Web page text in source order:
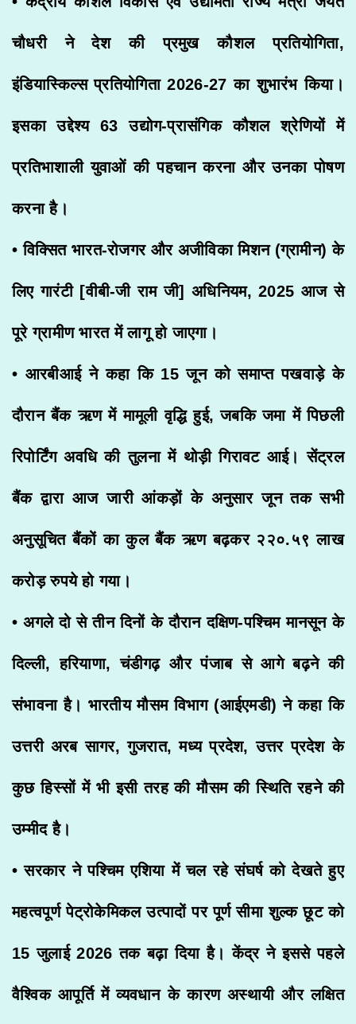
चौधरी ने देश की प्रमुख कौशल प्रतियोगिता,
इंडियास्किल्स प्रतियोगिता 2026-27 का शुभारंभ किया।
इसका उद्देश्य 63 उद्योग-प्रासंगिक कौशल श्रेणियों में
प्रतिभाशाली युवाओं की पहचान करना और उनका पोषण
करना है।
• विक्सित भारत-रोजगर और अजीविका मिशन (ग्रामीन) के
लिए गारंटी [वीबी-जी राम जी] अधिनियम, 2025 आज से
पूरे ग्रामीण भारत में लागू हो जाएगा।
• आरबीआई ने कहा कि 15 जून को समाप्त पखवाड़े के
दौरान बैंक ऋण में मामूली वृद्धि हुई, जबकि जमा में पिछली
रिपोर्टिंग अवधि की तुलना में थोड़ी गिरावट आई। सेंट्रल
बैंक द्वारा आज जारी आंकड़ों के अनुसार जून तक सभी
अनुसूचित बैंकों का कुल बैंक ऋण बढ़कर २२०.५९ लाख
करोड़ रुपये हो गया।
• अगले दो से तीन दिनों के दौरान दक्षिण-पश्चिम मानसून के
दिल्ली, हरियाणा, चंडीगढ़ और पंजाब से आगे बढ़ने की
संभावना है। भारतीय मौसम विभाग (आईएमडी) ने कहा कि
उत्तरी अरब सागर, गुजरात, मध्य प्रदेश, उत्तर प्रदेश के
कुछ हिस्सों में भी इसी तरह की मौसम की स्थिति रहने की
उम्मीद है।
• सरकार ने पश्चिम एशिया में चल रहे संघर्ष को देखते हुए
महत्वपूर्ण पेट्रोकेमिकल उत्पादों पर पूर्ण सीमा शुल्क छूट को
15 जुलाई 2026 तक बढ़ा दिया है। केंद्र ने इससे पहले
वैश्विक आपूर्ति में व्यवधान के कारण अस्थायी और लक्षित